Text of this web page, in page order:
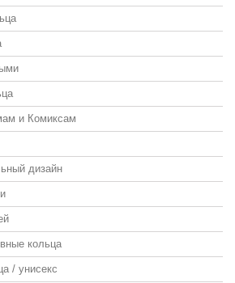
и Комиксам
дизайн
кольца
/ унисекс